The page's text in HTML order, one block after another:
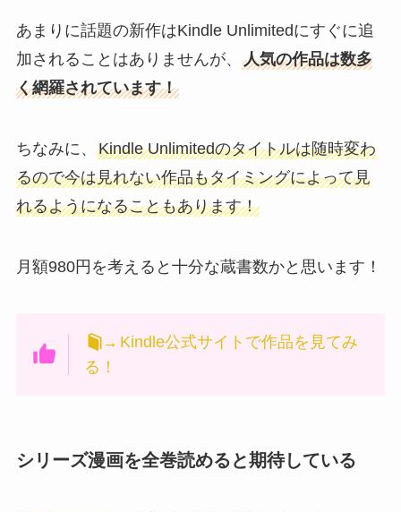
あまりに話題の新作はKindle Unlimitedにすぐに追
加されることはありませんが、 人気の作品は数多
く網羅されています！
ちなみに、 Kindle Unlimitedのタイトルは随時変わ
るので今は見れない作品もタイミングによって見
れるようになることもあります！
月額980円を考えると十分な蔵書数かと思います！
→ Kindle公式サイトで作品を見てみ
る！
シリーズ漫画を全巻読めると期待している